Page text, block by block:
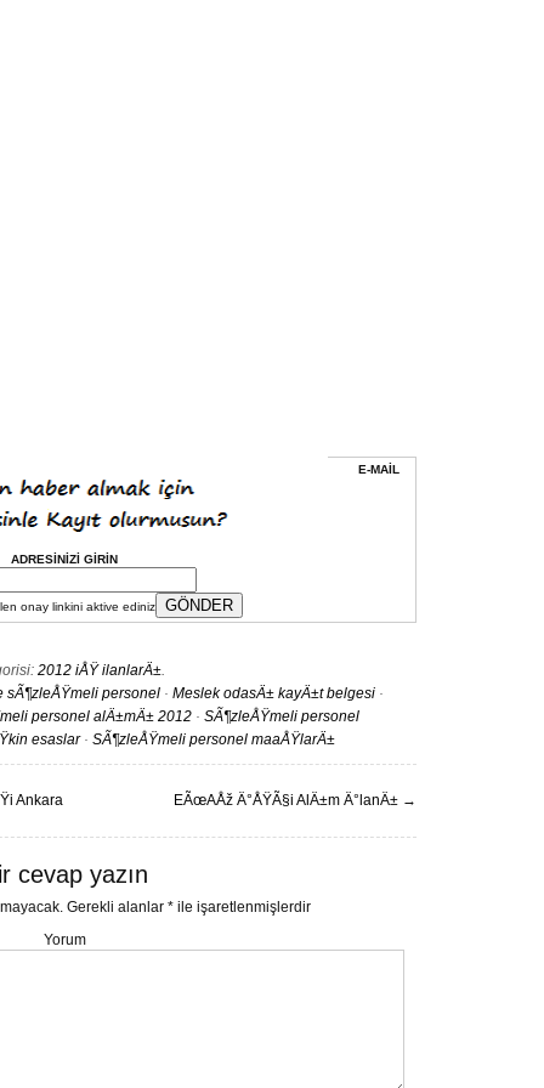
E-MAİL
ADRESİNİZİ GİRİN
onay linkini aktive ediniz
2012 iÅŸ ilanlarÄ±.
sÃ¶zleÅŸmeli personel· Meslek odasÄ± kayÄ±t belgesi·
personel alÄ±mÄ± 2012 · SÃ¶zleÅŸmeli personel
esaslar· SÃ¶zleÅŸmeli personel maaÅŸlarÄ±
Ankara EÃœAÅž Ä°ÅŸÃ§i AlÄ±m Ä°lanÄ± →
cevap yazın
Gerekli alanlar * ile işaretlenmişlerdir
Yorum